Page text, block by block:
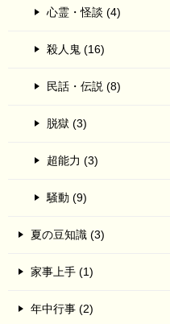
心霊・怪談 (4)
殺人鬼 (16)
民話・伝説 (8)
脱獄 (3)
超能力 (3)
騒動 (9)
夏の豆知識 (3)
家事上手 (1)
年中行事 (2)